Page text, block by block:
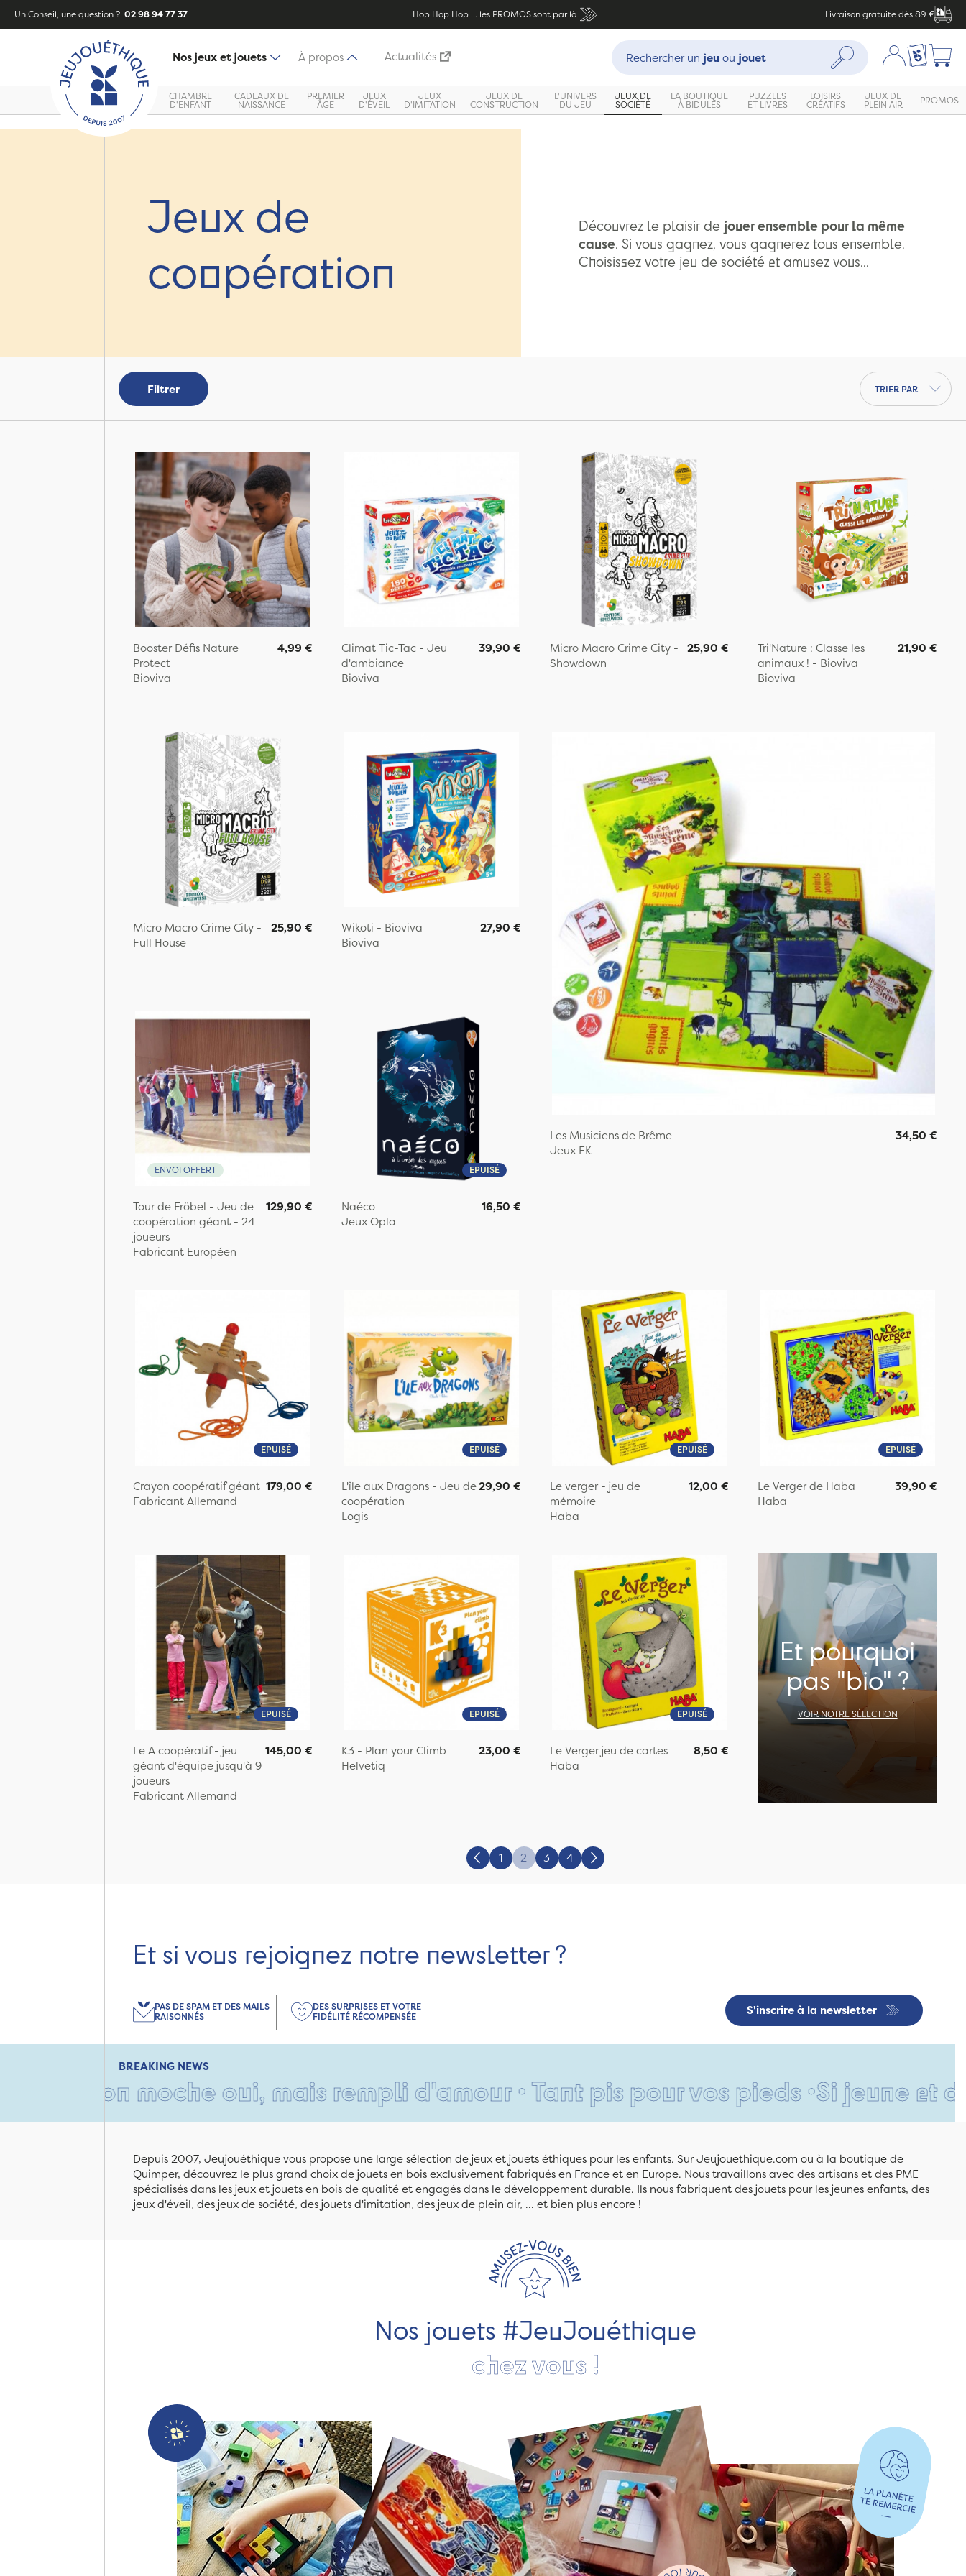
Un Conseil, une question ? 02 98 94 77 37 Hop Hop Hop ... les PROMOS sont par là Livraison gratuite dès 89 €
Nos jeux et jouets À propos Actualités
Recherche :
Rechercher un jeuou jouet Rechercher Mon compte
Ma liste
CHAMBRE
D'ENFANT
CADEAUX DE
NAISSANCE
PREMIER
ÂGE
JEUX
D'ÉVEIL
JEUX
D'IMITATION
JEUX DE
CONSTRUCTION
L'UNIVERS
DU JEU
JEUX DE
SOCIÉTÉ
LA BOUTIQUE
À BIDULES
PUZZLES
ET LIVRES
LOISIRS
CRÉATIFS
JEUX DE
PLEIN AIR PROMOS
Jeux de
coopération
Découvrez le plaisir de jouer ensemble pour la même
cause. Si vous gagnez, vous gagnerez tous ensemble.
Choisissez votre jeu de société et amusez vous...
Filtrer
Trier par
Booster Défis Nature
Protect
Bioviva
4,99 €
Climat Tic-Tac - Jeu
d'ambiance
Bioviva
39,90 €
Micro Macro Crime City -
Showdown
25,90 €
Tri'Nature : Classe les
animaux ! - Bioviva
Bioviva
21,90 €
Micro Macro Crime City -
Full House
25,90 €
Wikoti - Bioviva
Bioviva
27,90 €
Les Musiciens de Brême
Jeux FK
34,50 €
ENVOI OFFERT
Tour de Fröbel - Jeu de
coopération géant - 24
joueurs
Fabricant Européen
129,90 €
EPUISÉ
Naéco
Jeux Opla
16,50 €
EPUISÉ
Crayon coopératif géant
Fabricant Allemand
179,00 €
EPUISÉ
L'île aux Dragons - Jeu de
coopération
Logis
29,90 €
EPUISÉ
Le verger - jeu de
mémoire
Haba
12,00 €
EPUISÉ
Le Verger de Haba
Haba
39,90 €
EPUISÉ
Le A coopératif - jeu
géant d'équipe jusqu'à 9
joueurs
Fabricant Allemand
145,00 €
EPUISÉ
K3 - Plan your Climb
Helvetiq
23,00 €
EPUISÉ
Le Verger jeu de cartes
Haba
8,50 €
Et pourquoi
pas "bio" ?
VOIR NOTRE SÉLECTION
Précédent
1 2 3 4 Suivant
Et si vous rejoignez notre newsletter ?
S'inscrire à la newsletter
PAS DE SPAM ET DES MAILS
RAISONNÉS
DES SURPRISES ET VOTRE
FIDÉLITÉ RÉCOMPENSÉE
BREAKING NEWS
moche oui, mais rempli d'amour • Tant pis pour vos pieds •Si jeune et déjà si
Depuis 2007, Jeujouéthique vous propose une large sélection de jeux et jouets éthiques pour les enfants. Sur Jeujouethique.com ou à la boutique de
Quimper, découvrez le plus grand choix de jouets en bois exclusivement fabriqués en France et en Europe. Nous travaillons avec des artisans et des PME
spécialisés dans les jeux et jouets en bois de qualité et engagés dans le développement durable. Ils nous fabriquent des jouets pour les jeunes enfants, des
jeux d'éveil, des jeux de société, des jouets d'imitation, des jeux de plein air, ... et bien plus encore !
Nos jouets #JeuJouéthique
chez vous !